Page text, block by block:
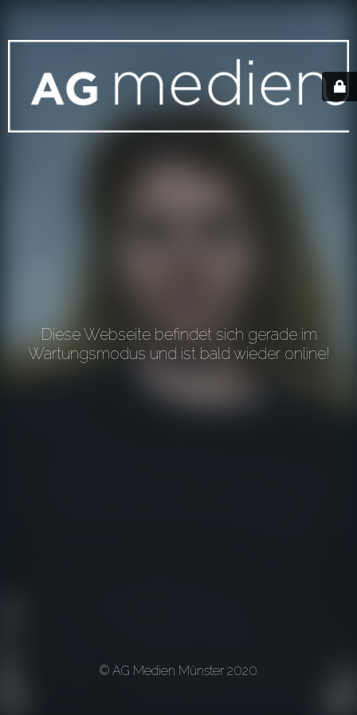
Diese Webseite befindet sich gerade im
Wartungsmodus und ist bald wieder online!
© AG Medien Münster 2020